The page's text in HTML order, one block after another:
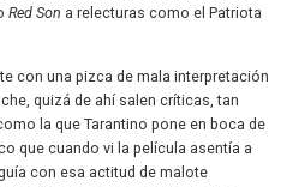
Red Son a relecturas como el Patriota
con una pizca de mala interpretación
quizá de ahí salen críticas, tan
la que Tarantino pone en boca de
que cuando vi la película asentía a
con esa actitud de malote